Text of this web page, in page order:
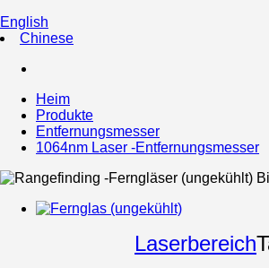
English
Chinese
Heim
Produkte
Entfernungsmesser
1064nm Laser -Entfernungsmesser
Laserbereich